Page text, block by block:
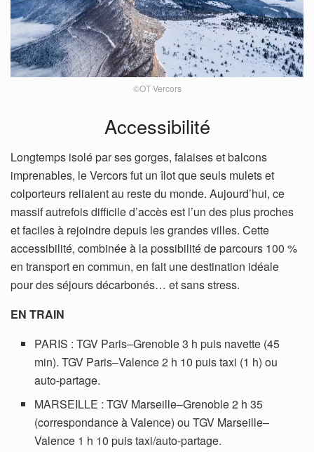
©OT Vercors
Accessibilité
Longtemps isolé par ses gorges, falaises et balcons
imprenables, le Vercors fut un îlot que seuls mulets et
colporteurs reliaient au reste du monde. Aujourd’hui, ce
massif autrefois difficile d’accès est l’un des plus proches
et faciles à rejoindre depuis les grandes villes. Cette
accessibilité, combinée à la possibilité de parcours 100 %
en transport en commun, en fait une destination idéale
pour des séjours décarbonés… et sans stress.
EN TRAIN
PARIS : TGV Paris–Grenoble 3 h puis navette (45
min). TGV Paris–Valence 2 h 10 puis taxi (1 h) ou
auto-partage.
MARSEILLE : TGV Marseille–Grenoble 2 h 35
(correspondance à Valence) ou TGV Marseille–
Valence 1 h 10 puis taxi/auto-partage.